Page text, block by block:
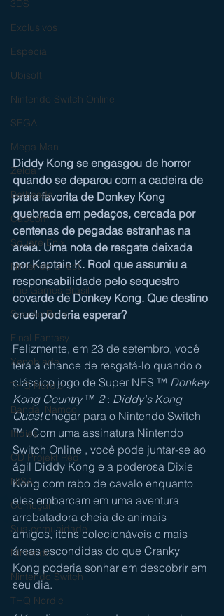
3DS
Exclusivos
Especial
Ubisoft
Nintendo Switch Online
SEGA
Mega Man
Zelda
Bethesda
Capcom
Square Enix
Nintendo Direct
The Games Brasil
Sessão Retro
Final Fantasy
Xenoblade
THQ Nordic
Bandai Namco
Indies
CD Projekt Red
NISA
Começar
Sua comunidade
Nintendo
Nintendo Switch
THQ Nordic
Diddy Kong se engasgou de horror
quando se deparou com a cadeira de
praia favorita de Donkey Kong
quebrada em pedaços, cercada por
centenas de pegadas estranhas na
areia. Uma nota de resgate deixada
por Kaptain K. Rool que assumiu a
responsabilidade pelo sequestro
covarde de Donkey Kong. Que destino
cruel poderia esperar?
Felizmente, em 23 de setembro, você
terá a chance de resgatá-lo quando o
clássico jogo de Super NES ™ Donkey
Kong Country ™ 2 : Diddy's Kong
Quest chegar para o Nintendo Switch
™ . Com uma assinatura Nintendo
Switch Online , você pode juntar-se ao
ágil Diddy Kong e a poderosa Dixie
Kong com rabo de cavalo enquanto
eles embarcam em uma aventura
arrebatadora cheia de animais
amigos, itens colecionáveis ​​e mais
áreas escondidas do que Cranky
Kong poderia sonhar em descobrir em
seu dia.